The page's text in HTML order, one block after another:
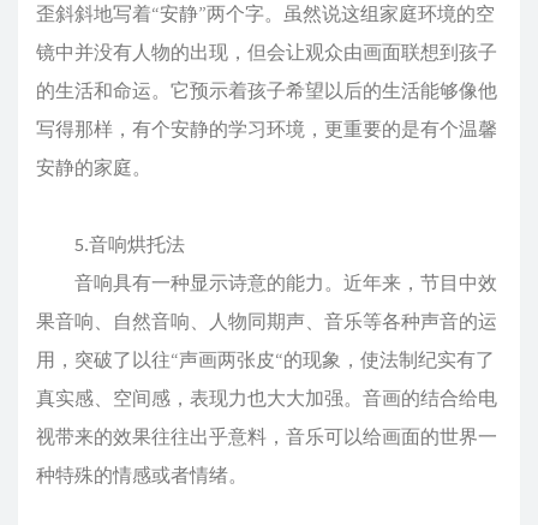
歪斜斜地写着“安静”两个字。虽然说这组家庭环境的空
镜中并没有人物的出现，但会让观众由画面联想到孩子
的生活和命运。它预示着孩子希望以后的生活能够像他
写得那样，有个安静的学习环境，更重要的是有个温馨
安静的家庭。
5.音响烘托法
音响具有一种显示诗意的能力。近年来，节目中效
果音响、自然音响、人物同期声、音乐等各种声音的运
用，突破了以往“声画两张皮“的现象，使法制纪实有了
真实感、空间感，表现力也大大加强。音画的结合给电
视带来的效果往往出乎意料，音乐可以给画面的世界一
种特殊的情感或者情绪。